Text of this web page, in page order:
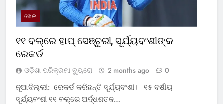
ଖେଳ
୧୧ ବଲ୍‌ରେ ହାପ୍ ସେଞ୍ଚୁରୀ, ସୂର୍ଯ୍ୟବଂଶୀଙ୍କ
ରେକର୍ଡ
ଓଡ଼ିଶା ପରିକ୍ରମା ବ୍ୟୁରୋ 2 months ago 0
ନୂଆଦିଲ୍ଲୀ: ରେକର୍ଡ କରିଛନ୍ତି ସୂର୍ଯ୍ୟବଂଶୀ। ୧୫ ବର୍ଷୀୟ
ସୂର୍ଯ୍ୟବଂଶୀ ୧୧ ବଲ୍‌ରେ ଅର୍ଦ୍ଧଶତକ…